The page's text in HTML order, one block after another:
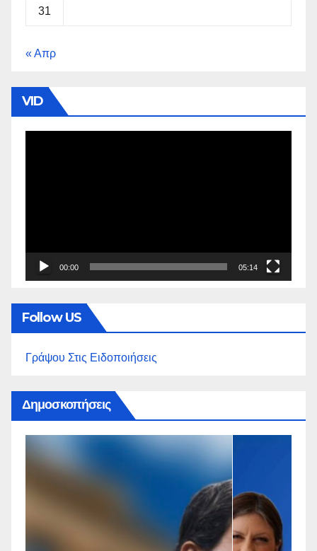
31
« Απρ
VID
00:00 05:14
Follow US
Γράψου Στις Ειδοποιήσεις
Δημοσκοπήσεις